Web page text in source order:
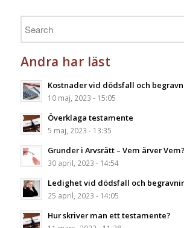
Andra har läst
Kostnader vid dödsfall och
10 maj, 2023 - 15:05
Överklaga testamente
5 maj, 2023 - 13:35
Grunder i Arvsrätt – Vem ärver Vem?
30 april, 2023 - 14:54
Ledighet vid dödsfall och
25 april, 2023 - 14:05
Hur skriver man ett testamente?